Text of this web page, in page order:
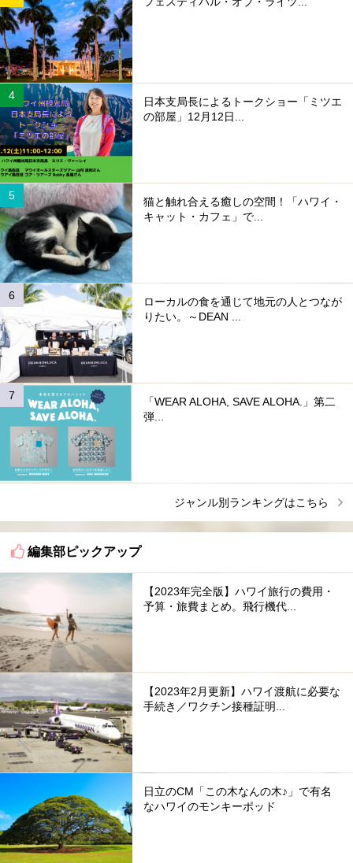
日本支局長によるトークショー「ミツエ
の部屋」12月12日...
猫と触れ合える癒しの空間！「ハワイ・
キャット・カフェ」で...
ローカルの食を通じて地元の人とつなが
りたい。～DEAN ...
「WEAR ALOHA, SAVE ALOHA.」第二
弾...
ジャンル別ランキングはこちら
編集部ピックアップ
【2023年完全版】ハワイ旅行の費用・
予算・旅費まとめ。飛行機代...
【2023年2月更新】ハワイ渡航に必要な
手続き／ワクチン接種証明...
日立のCM「この木なんの木♪」で有名
なハワイのモンキーポッド